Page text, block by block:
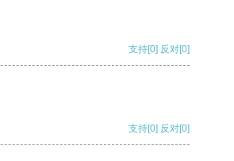
支持[0] 反对[0]
支持[0] 反对[0]